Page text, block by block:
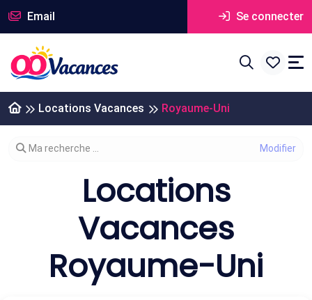
Email Se connecter
Locations Vacances Royaume-Uni
Modifier votre recherche
Ma recherche ...
Locations
Vacances
Royaume-Uni